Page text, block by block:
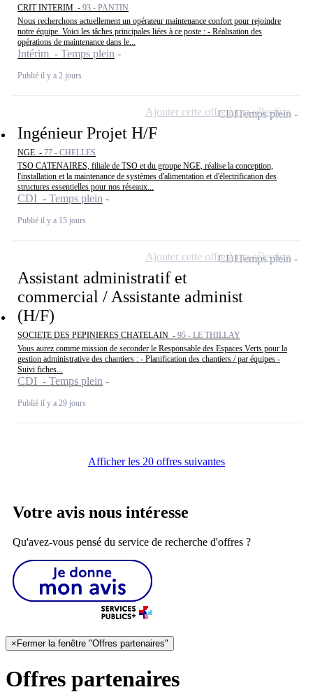
CRIT INTERIM - 93 - PANTIN
Nous recherchons actuellement un opérateur maintenance confort pour rejoindre
notre équipe. Voici les tâches principales liées à ce poste : - Réalisation des
opérations de maintenance dans le...
Intérim - Temps plein
Publié il y a 2 jours
Ingénieur Projet H/F
NGE - 77 - CHELLES
TSO CATENAIRES, filiale de TSO et du groupe NGE, réalise la conception,
l'installation et la maintenance de systèmes d'alimentation et d'électrification des
structures essentielles pour nos réseaux...
CDI - Temps plein
Publié il y a 15 jours
CDITemps plein
Ajouter cette offre à ma sélection
Assistant administratif et
commercial / Assistante administ
(H/F)
SOCIETE DES PEPINIERES CHATELAIN - 95 - LE THILLAY
Vous aurez comme mission de seconder le Responsable des Espaces Verts pour la
gestion administrative des chantiers : - Planification des chantiers / par équipes -
Suivi fiches...
CDI - Temps plein
Publié il y a 29 jours
CDITemps plein
Ajouter cette offre à ma sélection
Afficher les 20 offres suivantes
Votre avis nous intéresse
Qu'avez-vous pensé du service de recherche d'offres ?
× Fermer la fenêtre "Offres partenaires"
Offres partenaires